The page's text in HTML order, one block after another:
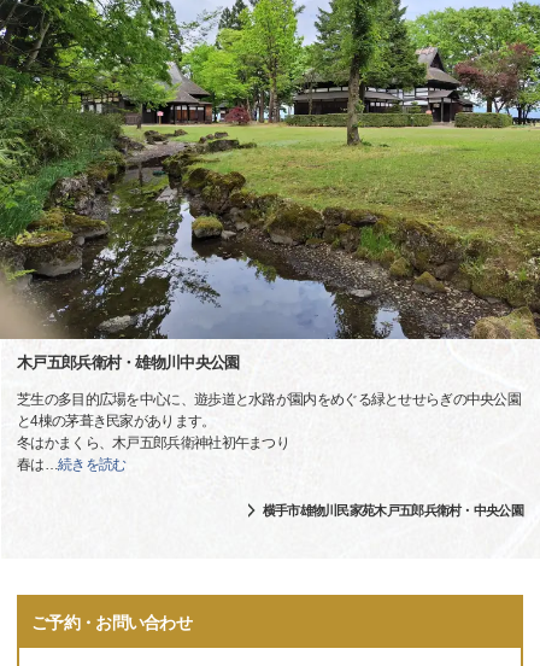
木戸五郎兵衛村・雄物川中央公園
芝生の多目的広場を中心に、遊歩道と水路が園内をめぐる緑とせせらぎの中央公園
と4棟の茅葺き民家があります。
冬はかまくら、木戸五郎兵衛神社初午まつり
春は…続きを読む
横手市雄物川民家苑木戸五郎兵衛村・中央公園
ご予約・お問い合わせ